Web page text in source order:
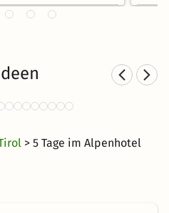
23 CHF
Bergen
> 5 Tage im Alpenhotel